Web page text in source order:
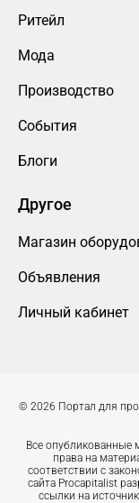
Ритейл
Мода
Производство
События
Блоги
Другое
Магазин
Объявления
Личный кабинет
© 2026 Портал для
Все опубликованные
права на
соответствии с
сайта Procapitalist
ссылки на